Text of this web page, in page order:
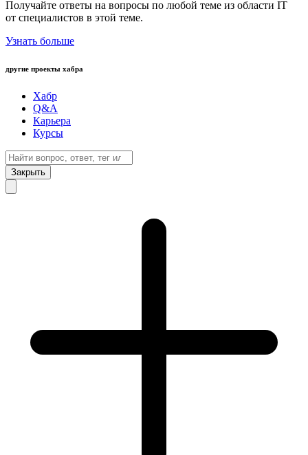
Получайте ответы на вопросы по любой теме из области IT
от специалистов в этой теме.
Узнать больше
другие проекты хабра
Хабр
Q&A
Карьера
Курсы
Закрыть